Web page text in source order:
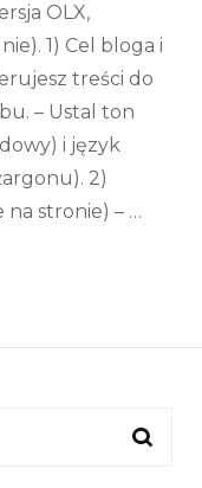
OLX,
1) Cel bloga i
treści do
– Ustal ton
i język
2)
stronie) – …